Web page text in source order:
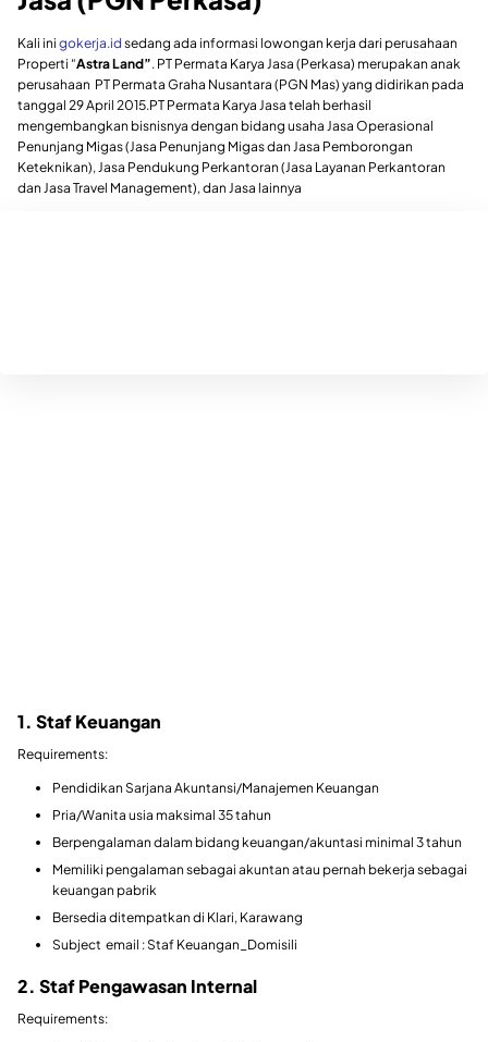
Kali ini gokerja.id sedang ada informasi lowongan kerja dari perusahaan
Properti “Astra Land”. PT Permata Karya Jasa (Perkasa) merupakan anak
perusahaan PT Permata Graha Nusantara (PGN Mas) yang didirikan pada
tanggal 29 April 2015.PT Permata Karya Jasa telah berhasil
mengembangkan bisnisnya dengan bidang usaha Jasa Operasional
Penunjang Migas (Jasa Penunjang Migas dan Jasa Pemborongan
Keteknikan), Jasa Pendukung Perkantoran (Jasa Layanan Perkantoran
dan Jasa Travel Management), dan Jasa lainnya
1. Staf Keuangan
Requirements:
Pendidikan Sarjana Akuntansi/Manajemen Keuangan
Pria/Wanita usia maksimal 35 tahun
Berpengalaman dalam bidang keuangan/akuntasi minimal 3 tahun
Memiliki pengalaman sebagai akuntan atau pernah bekerja sebagai
keuangan pabrik
Bersedia ditempatkan di Klari, Karawang
Subject email : Staf Keuangan_Domisili
2. Staf Pengawasan Internal
Requirements: